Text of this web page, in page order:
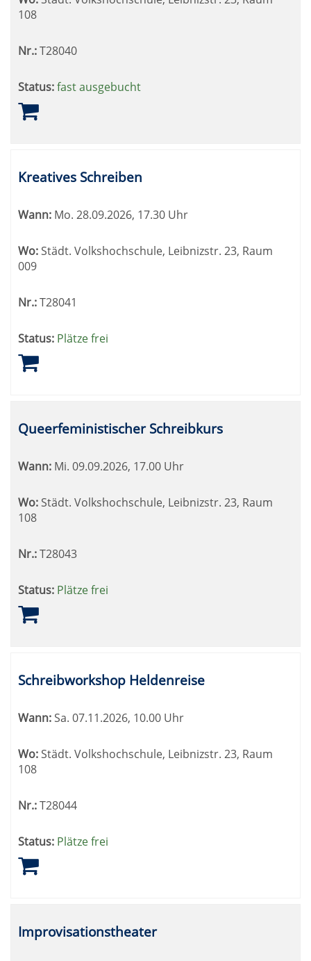
108
Nr.:T28040
Status:fast ausgebucht
Kreatives Schreiben
Wann: Mo. 28.09.2026, 17.30 Uhr
Wo:Städt. Volkshochschule, Leibnizstr. 23, Raum
009
Nr.:T28041
Status: Plätze frei
Queerfeministischer Schreibkurs
Wann: Mi. 09.09.2026, 17.00 Uhr
Wo: Städt. Volkshochschule, Leibnizstr. 23, Raum
108
Nr.:T28043
Status: Plätze frei
Schreibworkshop Heldenreise
Wann:Sa. 07.11.2026, 10.00 Uhr
Wo:Städt. Volkshochschule, Leibnizstr. 23, Raum
108
Nr.:T28044
Status: Plätze frei
Improvisationstheater